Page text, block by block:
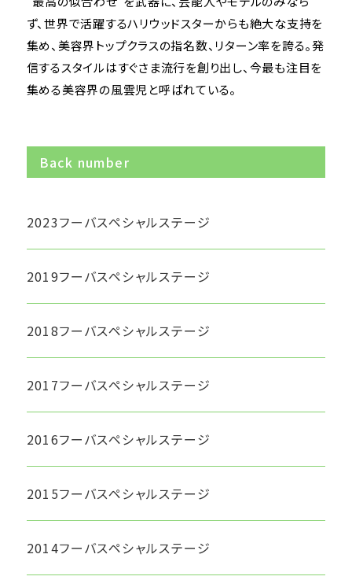
ず、世界で活躍するハリウッドスターからも絶大な支持を
集め、美容界トップクラスの指名数、リターン率を誇る。発
信するスタイルはすぐさま流行を創り出し、今最も注目を
集める美容界の風雲児と呼ばれている。
Back number
2023フーバスペシャルステージ
2019フーバスペシャルステージ
2018フーバスペシャルステージ
2017フーバスペシャルステージ
2016フーバスペシャルステージ
2015フーバスペシャルステージ
2014フーバスペシャルステージ